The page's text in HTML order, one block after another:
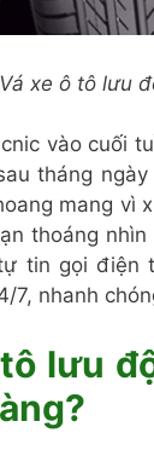
Vá xe ô tô lưu
vào cuối
tháng
mang vì
thoáng
tin gọi điện
7, nhanh
lưu